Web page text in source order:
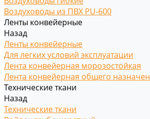
Воздуховоды из ПВХ PU-600
Ленты конвейерные
Назад
Ленты конвейерные
Для легких условий эксплуатации
Лента конвейерная морозостойкая
Лента конвейерная общего
Технические ткани
Назад
Технические ткани